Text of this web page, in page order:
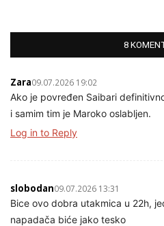
8
Zara09.07.2026 19:02
Ako je povređen Saibari
i samim tim je Maroko oslabljen.
Log in to Reply
slobodan09.07.2026 13:31
Bice ovo dobra utakmica u 22h,
napadača biće jako tesko